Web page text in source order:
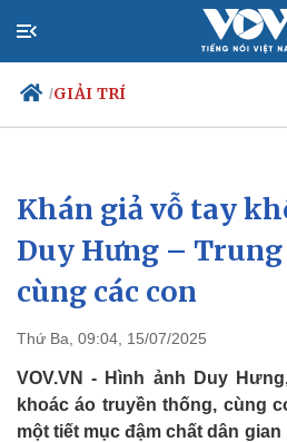
/GIẢI TRÍ
Chính trị
Đảng
Tổ chức nhân sự
Quốc hội
Nhận diện sự thật
Khán giả vỗ tay
Duy Hưng –
cùng các con
Thứ Ba, 09:04, 15/07/2025
VOV.VN - Hình ảnh Duy
khoác áo truyền thống, cùng
một tiết mục đậm chất dân